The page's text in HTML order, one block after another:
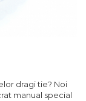
dragi tie? Noi
manual special